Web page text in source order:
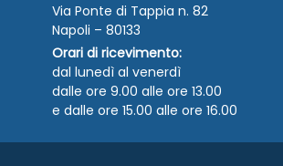
Via Ponte di Tappia n. 82
Napoli – 80133
Orari di ricevimento:
dal lunedì al venerdì
dalle ore 9.00 alle ore 13.00
e dalle ore 15.00 alle ore 16.00